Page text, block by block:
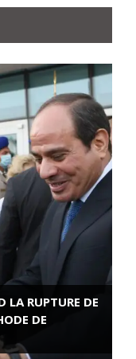
LA RUPTURE DE
DE